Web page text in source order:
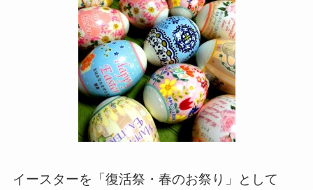
イースターを「復活祭・春のお祭り」として